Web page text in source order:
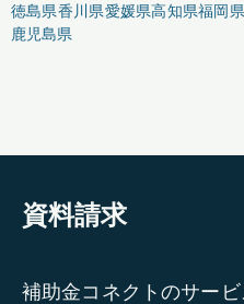
徳島県香川県愛媛県高知県福岡県
鹿児島県
資料請求
補助金コネクトのサー